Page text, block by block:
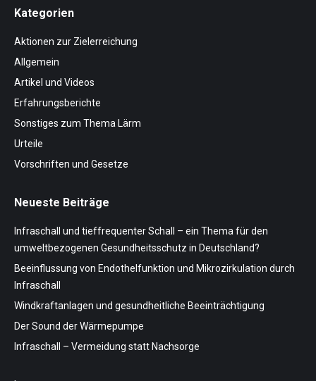
Kategorien
Aktionen zur Zielerreichung
Allgemein
Artikel und Videos
Erfahrungsberichte
Sonstiges zum Thema Lärm
Urteile
Vorschriften und Gesetze
Neueste Beiträge
Infraschall und tieffrequenter Schall – ein Thema für den
umweltbezogenen Gesundheitsschutz in Deutschland?
Beeinflussung von Endothelfunktion und Mikrozirkulation durch
Infraschall
Windkraftanlagen und gesundheitliche Beeinträchtigung
Der Sound der Wärmepumpe
Infraschall – Vermeidung statt Nachsorge